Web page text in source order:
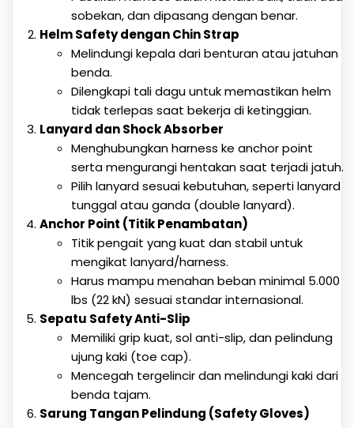
sobekan, dan dipasang dengan benar.
Helm Safety dengan Chin Strap
Melindungi kepala dari benturan atau jatuhan
benda.
Dilengkapi tali dagu untuk memastikan helm
tidak terlepas saat bekerja di ketinggian.
Lanyard dan Shock Absorber
Menghubungkan harness ke anchor point
serta mengurangi hentakan saat terjadi jatuh.
Pilih lanyard sesuai kebutuhan, seperti lanyard
tunggal atau ganda (double lanyard).
Anchor Point (Titik Penambatan)
Titik pengait yang kuat dan stabil untuk
mengikat lanyard/harness.
Harus mampu menahan beban minimal 5.000
lbs (22 kN) sesuai standar internasional.
Sepatu Safety Anti-Slip
Memiliki grip kuat, sol anti-slip, dan pelindung
ujung kaki (toe cap).
Mencegah tergelincir dan melindungi kaki dari
benda tajam.
Sarung Tangan Pelindung (Safety Gloves)